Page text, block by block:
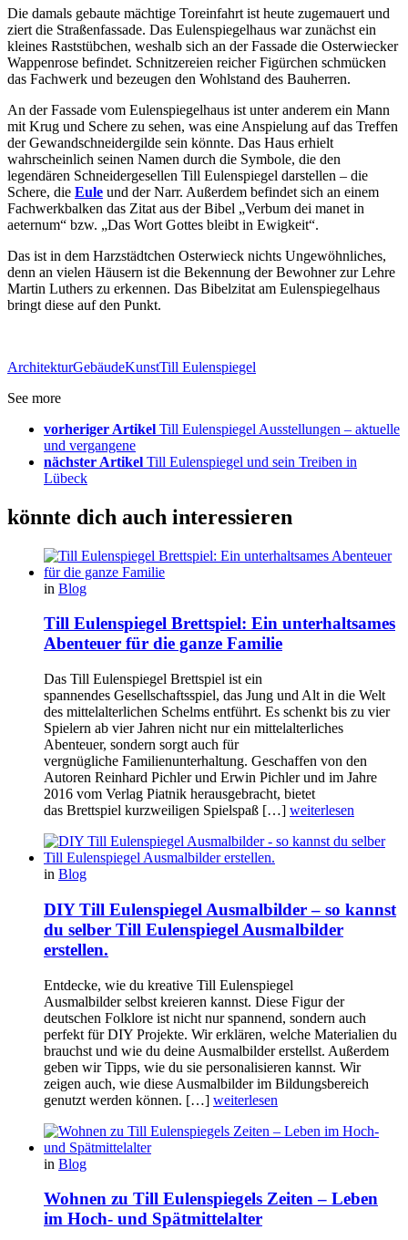
Die damals gebaute mächtige Toreinfahrt ist heute zugemauert und
ziert die Straßenfassade. Das Eulenspiegelhaus war zunächst ein
kleines Raststübchen, weshalb sich an der Fassade die Osterwiecker
Wappenrose befindet. Schnitzereien reicher Figürchen schmücken
das Fachwerk und bezeugen den Wohlstand des Bauherren.
An der Fassade vom Eulenspiegelhaus ist unter anderem ein Mann
mit Krug und Schere zu sehen, was eine Anspielung auf das Treffen
der Gewandschneidergilde sein könnte. Das Haus erhielt
wahrscheinlich seinen Namen durch die Symbole, die den
legendären Schneidergesellen Till Eulenspiegel darstellen – die
Schere, die Eule und der Narr. Außerdem befindet sich an einem
Fachwerkbalken das Zitat aus der Bibel „Verbum dei manet in
aeternum“ bzw. „Das Wort Gottes bleibt in Ewigkeit“.
Das ist in dem Harzstädtchen Osterwieck nichts Ungewöhnliches,
denn an vielen Häusern ist die Bekennung der Bewohner zur Lehre
Martin Luthers zu erkennen. Das Bibelzitat am Eulenspiegelhaus
bringt diese auf den Punkt.
ArchitekturGebäudeKunstTill Eulenspiegel
See more
vorheriger Artikel Till Eulenspiegel Ausstellungen – aktuelle
und vergangene
nächster Artikel Till Eulenspiegel und sein Treiben in
Lübeck
könnte dich auch interessieren
in Blog
Till Eulenspiegel Brettspiel: Ein unterhaltsames
Abenteuer für die ganze Familie
Das Till Eulenspiegel Brettspiel ist ein
spannendes Gesellschaftsspiel, das Jung und Alt in die Welt
des mittelalterlichen Schelms entführt. Es schenkt bis zu vier
Spielern ab vier Jahren nicht nur ein mittelalterliches
Abenteuer, sondern sorgt auch für
vergnügliche Familienunterhaltung. Geschaffen von den
Autoren Reinhard Pichler und Erwin Pichler und im Jahre
2016 vom Verlag Piatnik herausgebracht, bietet
das Brettspiel kurzweiligen Spielspaß […] weiterlesen
in Blog
DIY Till Eulenspiegel Ausmalbilder – so kannst
du selber Till Eulenspiegel Ausmalbilder
erstellen.
Entdecke, wie du kreative Till Eulenspiegel
Ausmalbilder selbst kreieren kannst. Diese Figur der
deutschen Folklore ist nicht nur spannend, sondern auch
perfekt für DIY Projekte. Wir erklären, welche Materialien du
brauchst und wie du deine Ausmalbilder erstellst. Außerdem
geben wir Tipps, wie du sie personalisieren kannst. Wir
zeigen auch, wie diese Ausmalbilder im Bildungsbereich
genutzt werden können. […] weiterlesen
in Blog
Wohnen zu Till Eulenspiegels Zeiten – Leben
im Hoch- und Spätmittelalter